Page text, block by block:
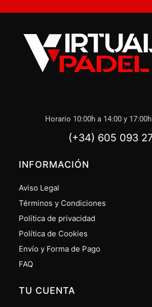
Horario 10:00h a 14:00 y
(+34) 605 093
INFORMACIÓN
Aviso Legal
Términos y Condiciones
Política de privacidad
Política de Cookies
Envío y Forma de Pago
FAQ
TU CUENTA